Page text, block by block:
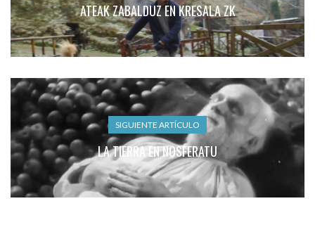
ATEAK ZABALDUZ EN KRESALA ZK
SIGUIENTE ARTÍCULO
LA TIERRA EN NOSFERATU